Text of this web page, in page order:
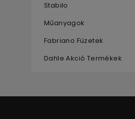
Stabilo
Műanyagok
Fabriano Füzetek
Dahle Akció Termékek